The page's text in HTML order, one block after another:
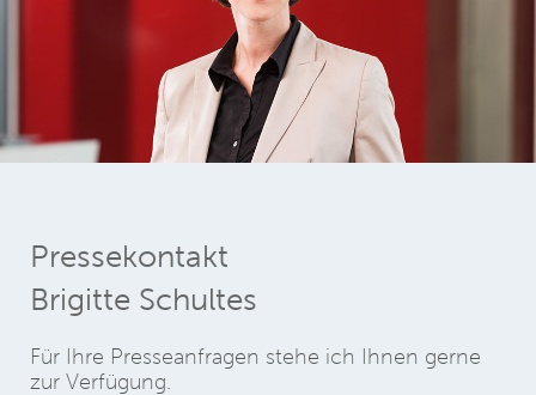
Pressekontakt
Brigitte Schultes
Für Ihre Presseanfragen stehe ich Ihnen gerne
zur Verfügung.